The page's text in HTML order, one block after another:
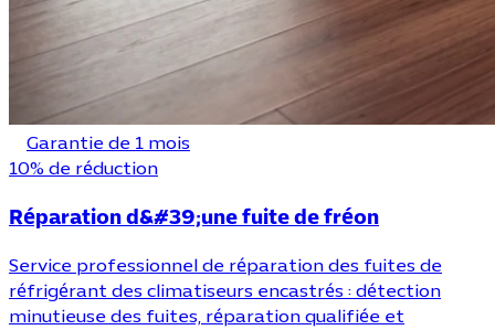
Garantie de 1 mois
10% de réduction
Réparation d&#39;une fuite de fréon
Service professionnel de réparation des fuites de
réfrigérant des climatiseurs encastrés : détection
minutieuse des fuites, réparation qualifiée et